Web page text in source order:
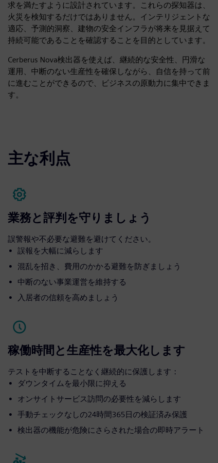
求を満たすように設計されています。これらの探知器は、
火災を検知するだけではありません。インテリジェントな
適応、予測的洞察、建物の安全インフラが将来を見据えて
持続可能であることを確認することを目的としています。
Cerberus Nova検出器を使えば、継続的な安全性、円滑な
運用、中断のない生産性を確保しながら、自信を持って前
に進むことができるので、ビジネスの原動力に集中できま
す。
主な利点
業務と評判を守りましょう
誤警報や不必要な避難を避けてください。
誤報を大幅に減らします
混乱を招き、費用のかかる避難を防ぎましょう
中断のない事業運営を維持する
入居者の信頼を高めましょう
稼働時間と生産性を最大化します
テストを中断することなく継続的に保護します：
ダウンタイムを最小限に抑える
オンサイトサービス訪問の必要性を減らします
手動チェックなしの24時間365日の検証済み保護
検出器の機能が危険にさらされた場合の即時アラート